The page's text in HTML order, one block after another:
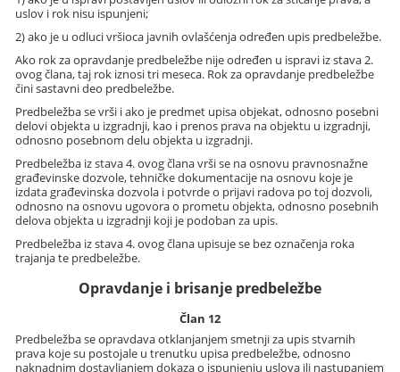
uslov i rok nisu ispunjeni;
2) ako je u odluci vršioca javnih ovlašćenja određen upis predbeležbe.
Ako rok za opravdanje predbeležbe nije određen u ispravi iz stava 2.
ovog člana, taj rok iznosi tri meseca. Rok za opravdanje predbeležbe
čini sastavni deo predbeležbe.
Predbeležba se vrši i ako je predmet upisa objekat, odnosno posebni
delovi objekta u izgradnji, kao i prenos prava na objektu u izgradnji,
odnosno posebnom delu objekta u izgradnji.
Predbeležba iz stava 4. ovog člana vrši se na osnovu pravnosnažne
građevinske dozvole, tehničke dokumentacije na osnovu koje je
izdata građevinska dozvola i potvrde o prijavi radova po toj dozvoli,
odnosno na osnovu ugovora o prometu objekta, odnosno posebnih
delova objekta u izgradnji koji je podoban za upis.
Predbeležba iz stava 4. ovog člana upisuje se bez označenja roka
trajanja te predbeležbe.
Opravdanje i brisanje predbeležbe
Član 12
Predbeležba se opravdava otklanjanjem smetnji za upis stvarnih
prava koje su postojale u trenutku upisa predbeležbe, odnosno
naknadnim dostavljanjem dokaza o ispunjenju uslova ili nastupanjem